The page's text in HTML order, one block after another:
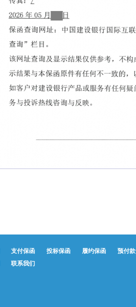
支付保函 投标保函 履约保函 预付
联系我们